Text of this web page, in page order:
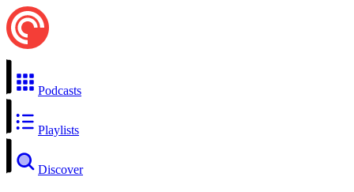
Podcasts
Playlists
Discover